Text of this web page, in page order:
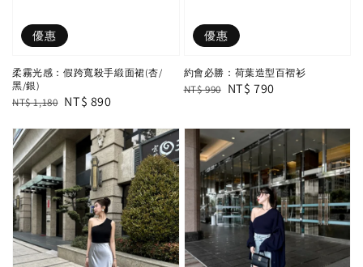
優惠
柔霧光感：假跨寬殺手緞面裙(杏/
黑/銀)
Regular
NT$ 1,180 Sale
NT$ 890
優惠
約會必勝：荷葉造型百褶衫
Regular
NT$ 990 Sale
NT$ 790